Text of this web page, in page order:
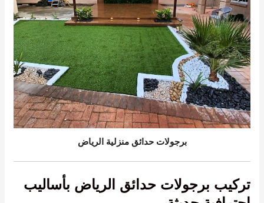
برجولات حدائق منزلية الرياض
تركيب برجولات حدائق الرياض بأساليب